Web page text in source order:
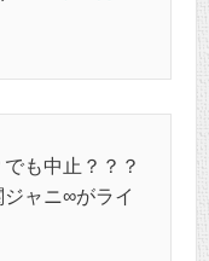
も中止？？？
ャニ∞がライ